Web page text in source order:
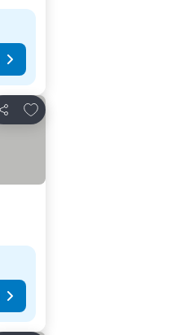
Condividi
Aggiungi ai preferiti